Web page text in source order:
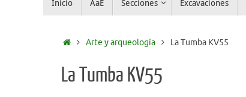
Inicio AaE Secciones Excavaciones
Arte y arqueología La Tumba KV55
La Tumba KV55